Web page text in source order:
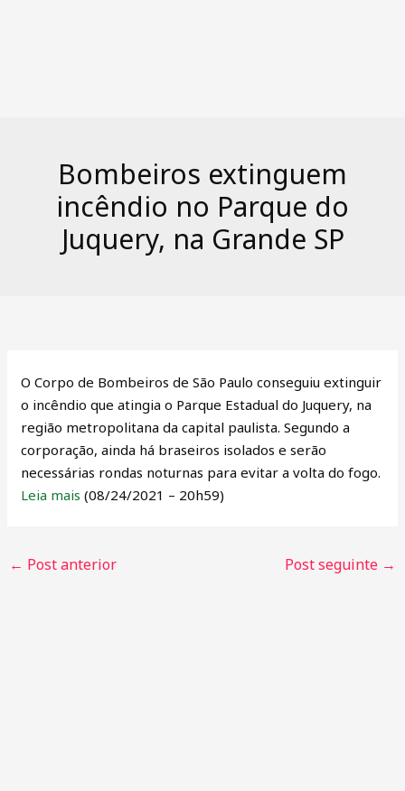
Bombeiros extinguem
incêndio no Parque do
Juquery, na Grande SP
O Corpo de Bombeiros de São Paulo conseguiu extinguir
o incêndio que atingia o Parque Estadual do Juquery, na
região metropolitana da capital paulista. Segundo a
corporação, ainda há braseiros isolados e serão
necessárias rondas noturnas para evitar a volta do fogo.
Leia mais (08/24/2021 – 20h59)
← Post anterior Post seguinte →